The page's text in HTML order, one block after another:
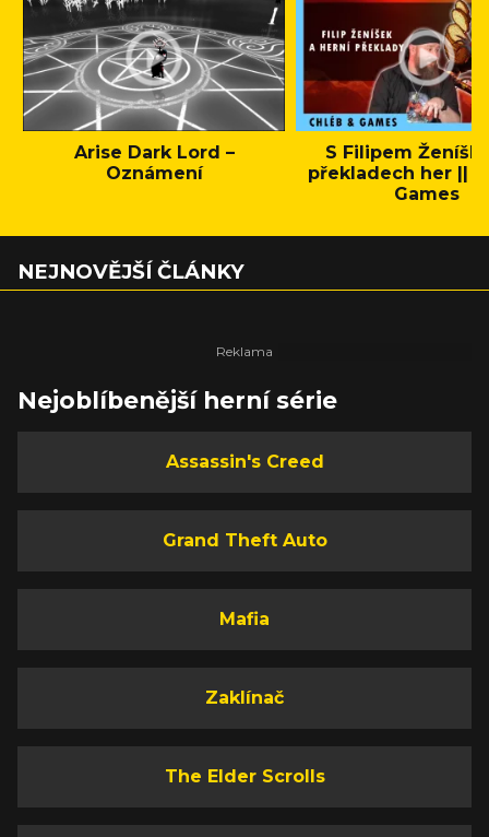
Arise Dark Lord –
Oznámení
S Filipem
překladech her ||
Games
NEJNOVĚJŠÍ ČLÁNKY
Nejoblíbenější herní série
Assassin's Creed
Grand Theft Auto
Mafia
Zaklínač
The Elder Scrolls